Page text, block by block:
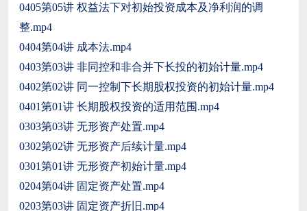
0405第05讲 权益法下对初始投资成本及净利润的调
整.mp4
0404第04讲 成本法.mp4
0403第03讲 非同控和非合并下长投的初始计量.mp4
0402第02讲 同一控制下长期股权投资的初始计量.mp4
0401第01讲 长期股权投资的适用范围.mp4
0303第03讲 无形资产处置.mp4
0302第02讲 无形资产后续计量.mp4
0301第01讲 无形资产初始计量.mp4
0204第04讲 固定资产处置.mp4
0203第03讲 固定资产折旧.mp4